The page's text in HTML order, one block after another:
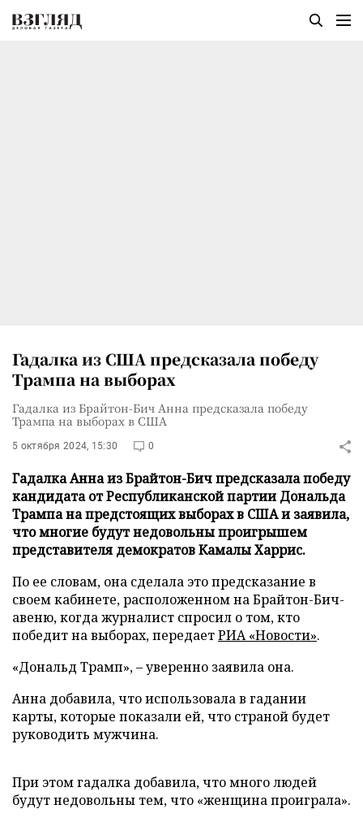
Гадалка из США предсказала победу
Трампа на выборах
Гадалка из Брайтон-Бич Анна предсказала победу
Трампа на выборах в США
5 октября 2024, 15:30 0
Гадалка Анна из Брайтон-Бич предсказала победу
кандидата от Республиканской партии Дональда
Трампа на предстоящих выборах в США и заявила,
что многие будут недовольны проигрышем
представителя демократов Камалы Харрис.
По ее словам, она сделала это предсказание в
своем кабинете, расположенном на Брайтон-Бич-
авеню, когда журналист спросил о том, кто
победит на выборах, передаетРИА «Новости».
«Дональд Трамп», – уверенно заявила она.
Анна добавила, что использовала в гадании
карты, которые показали ей, что страной будет
руководить мужчина.
При этом гадалка добавила, что много людей
будут недовольны тем, что «женщина проиграла».